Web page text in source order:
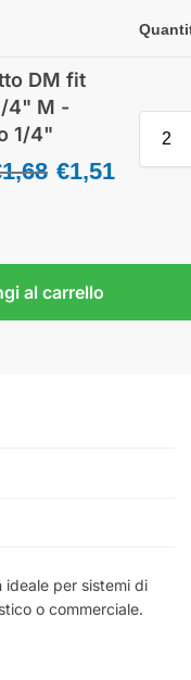
DM fit
4" M -
1/4"
1,68 €1,51
al carrello
ideale per sistemi di
o commerciale.